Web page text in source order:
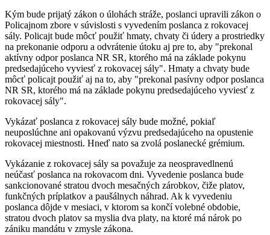
Kým bude prijatý zákon o úlohách stráže, poslanci upravili zákon o
Policajnom zbore v súvislosti s vyvedením poslanca z rokovacej
sály. Policajt bude môcť použiť hmaty, chvaty či údery a prostriedky
na prekonanie odporu a odvrátenie útoku aj pre to, aby "prekonal
aktívny odpor poslanca NR SR, ktorého má na základe pokynu
predsedajúceho vyviesť z rokovacej sály". Hmaty a chvaty bude
môcť policajt použiť aj na to, aby "prekonal pasívny odpor poslanca
NR SR, ktorého má na základe pokynu predsedajúceho vyviesť z
rokovacej sály".
Vykázať poslanca z rokovacej sály bude možné, pokiaľ
neuposlúchne ani opakovanú výzvu predsedajúceho na opustenie
rokovacej miestnosti. Hneď nato sa zvolá poslanecké grémium.
Vykázanie z rokovacej sály sa považuje za neospravedlnenú
neúčasť poslanca na rokovacom dni. Vyvedenie poslanca bude
sankcionované stratou dvoch mesačných zárobkov, čiže platov,
funkčných príplatkov a paušálnych náhrad. Ak k vyvedeniu
poslanca dôjde v mesiaci, v ktorom sa končí volebné obdobie,
stratou dvoch platov sa myslia dva platy, na ktoré má nárok po
zániku mandátu v zmysle zákona.